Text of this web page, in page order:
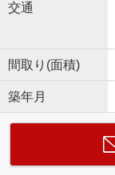
交通
間取り(面積)
築年月